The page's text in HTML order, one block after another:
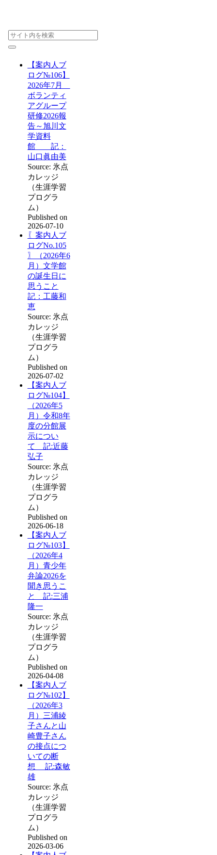
【案内人ブ
ログ№106】
2026年7月
ボランティ
アグループ
研修2026報
告～旭川文
学資料
館 記：
山口眞由美
Source: 氷点
カレッジ
（生涯学習
プログラ
ム）
Published on
2026-07-10
〖案内人ブ
ログNo.105
〗（2026年6
月）文学館
の誕生日に
思うこと
記：工藤和
恵
Source: 氷点
カレッジ
（生涯学習
プログラ
ム）
Published on
2026-07-02
【案内人ブ
ログ№104】
（2026年5
月）令和8年
度の分館展
示につい
て 記:近藤
弘子
Source: 氷点
カレッジ
（生涯学習
プログラ
ム）
Published on
2026-06-18
【案内人ブ
ログ№103】
（2026年4
月）青少年
弁論2026を
聞き思うこ
と 記:三浦
隆一
Source: 氷点
カレッジ
（生涯学習
プログラ
ム）
Published on
2026-04-08
【案内人ブ
ログ№102】
（2026年3
月）三浦綾
子さんと山
崎豊子さん
の接点につ
いての断
想 記:森敏
雄
Source: 氷点
カレッジ
（生涯学習
プログラ
ム）
Published on
2026-03-06